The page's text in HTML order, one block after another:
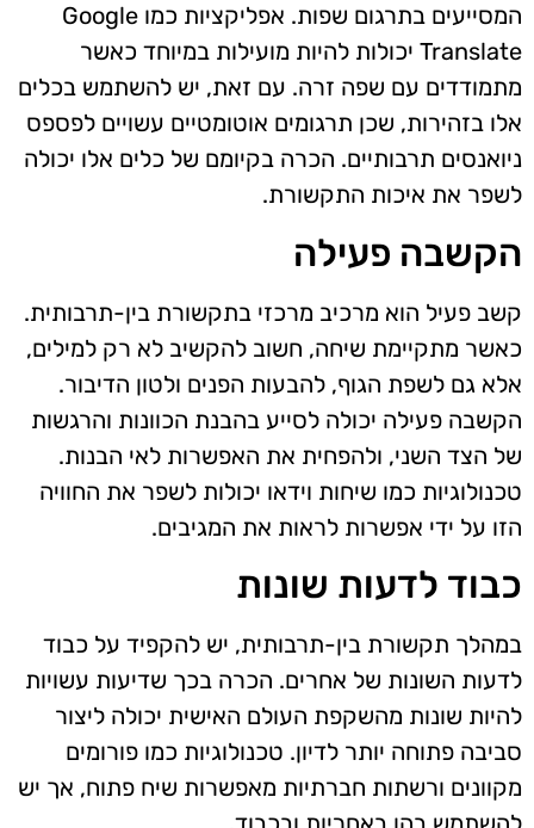
המסייעים בתרגום שפות. אפליקציות כמו Google
Translate יכולות להיות מועילות במיוחד כאשר
מתמודדים עם שפה זרה. עם זאת, יש להשתמש בכלים
אלו בזהירות, שכן תרגומים אוטומטיים עשויים לפספס
ניואנסים תרבותיים. הכרה בקיומם של כלים אלו יכולה
לשפר את איכות התקשורת.
הקשבה פעילה
קשב פעיל הוא מרכיב מרכזי בתקשורת בין-תרבותית.
כאשר מתקיימת שיחה, חשוב להקשיב לא רק למילים,
אלא גם לשפת הגוף, להבעות הפנים ולטון הדיבור.
הקשבה פעילה יכולה לסייע בהבנת הכוונות והרגשות
של הצד השני, ולהפחית את האפשרות לאי הבנות.
טכנולוגיות כמו שיחות וידאו יכולות לשפר את החוויה
הזו על ידי אפשרות לראות את המגיבים.
כבוד לדעות שונות
במהלך תקשורת בין-תרבותית, יש להקפיד על כבוד
לדעות השונות של אחרים. הכרה בכך שדיעות עשויות
להיות שונות מהשקפת העולם האישית יכולה ליצור
סביבה פתוחה יותר לדיון. טכנולוגיות כמו פורומים
מקוונים ורשתות חברתיות מאפשרות שיח פתוח, אך יש